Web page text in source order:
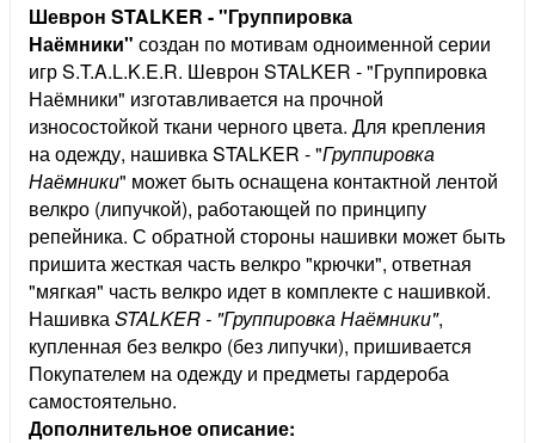
Шеврон STALKER - "Группировка
Наёмники" создан по мотивам одноименной серии
игр S.T.A.L.K.E.R. Шеврон STALKER - "Группировка
Наёмники" изготавливается на прочной
износостойкой ткани черного цвета. Для крепления
на одежду, нашивка STALKER - "Группировка
Наёмники" может быть оснащена контактной лентой
велкро (липучкой), работающей по принципу
репейника. С обратной стороны нашивки может быть
пришита жесткая часть велкро "крючки", ответная
"мягкая" часть велкро идет в комплекте с нашивкой.
НашивкаSTALKER - "Группировка Наёмники",
купленная без велкро (без липучки), пришивается
Покупателем на одежду и предметы гардероба
самостоятельно.
Дополнительное описание: